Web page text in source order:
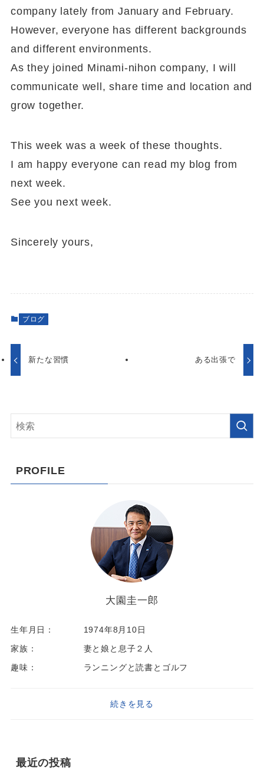
company lately from January and February.
However, everyone has different backgrounds
and different environments.
As they joined Minami-nihon company, I will
communicate well, share time and location and
grow together.
This week was a week of these thoughts.
I am happy everyone can read my blog from
next week.
See you next week.
Sincerely yours,
ブログ
新たな習慣 ある出張で
PROFILE
大園圭一郎
生年月日：
1974年8月10日
家族：
妻と娘と息子２人
趣味：
ランニングと読書とゴルフ
続きを見る
最近の投稿